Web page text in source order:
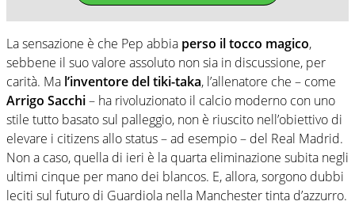
La sensazione è che Pep abbia perso il tocco magico,
sebbene il suo valore assoluto non sia in discussione, per
carità. Ma l’inventore del tiki-taka, l’allenatore che – come
Arrigo Sacchi– ha rivoluzionato il calcio moderno con uno
stile tutto basato sul palleggio, non è riuscito nell’obiettivo di
elevare i citizens allo status – ad esempio – del Real Madrid.
Non a caso, quella di ieri è la quarta eliminazione subita negli
ultimi cinque per mano dei blancos. E, allora, sorgono dubbi
leciti sul futuro di Guardiola nella Manchester tinta d’azzurro.